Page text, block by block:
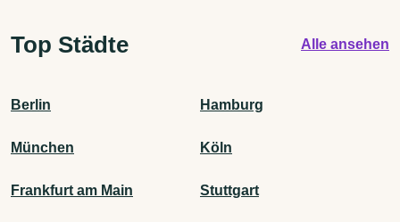
Top Städte Alle ansehen
Berlin Hamburg
München Köln
Frankfurt am Main Stuttgart